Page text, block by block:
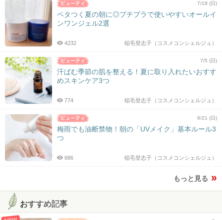
7/19 (日)
ベタつく夏の朝に◎プチプラで使いやすいオールイ
ンワンジェル2選
稲毛登志子（コスメコンシェルジュ）
4232
7/5 (日)
汗ばむ季節の肌を整える！夏に取り入れたいおすす
めスキンケア3つ
稲毛登志子（コスメコンシェルジュ）
774
6/21 (日)
梅雨でも油断禁物！朝の「UVメイク」基本ルール3
つ
稲毛登志子（コスメコンシェルジュ）
686
もっと見る
おすすめ記事